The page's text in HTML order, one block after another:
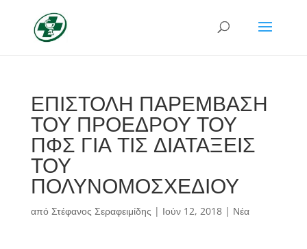
ΕΠΙΣΤΟΛΗ ΠΑΡΕΜΒΑΣΗ
ΤΟΥ ΠΡΟΕΔΡΟΥ ΤΟΥ
ΠΦΣ ΓΙΑ ΤΙΣ ΔΙΑΤΑΞΕΙΣ
ΤΟΥ
ΠΟΛΥΝΟΜΟΣΧΕΔΙΟΥ
από Στέφανος Σεραφειμίδης | Ιούν 12, 2018| Νέα